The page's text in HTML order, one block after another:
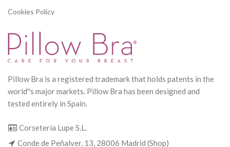
Cookies Policy
Pillow Bra is a registered trademark that holds patents in the
world''s major markets. Pillow Bra has been designed and
tested entirely in Spain.
Corsetería Lupe S.L.
Conde de Peñalver, 13, 28006 Madrid (Shop)